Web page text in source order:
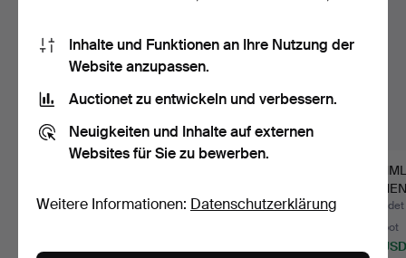
HERITAGE.
Beendet 22. Okt 2025
Beendet 22. Aug 2025
1 Gebot
34 USD
Inhalte und Funktionen an Ihre Nutzung der
Website anzupassen.
Auctionet zu entwickeln und verbessern.
Neuigkeiten und Inhalte auf externen
Websites für Sie zu bewerben.
Weitere Informationen: Datenschutzerklärung